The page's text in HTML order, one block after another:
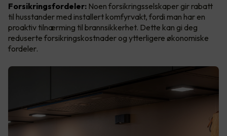
Forsikringsfordeler: Noen forsikringsselskaper gir rabatt
til husstander med installert komfyrvakt, fordi man har en
proaktiv tilnærming til brannsikkerhet. Dette kan gi deg
reduserte forsikringskostnader og ytterligere økonomiske
fordeler.